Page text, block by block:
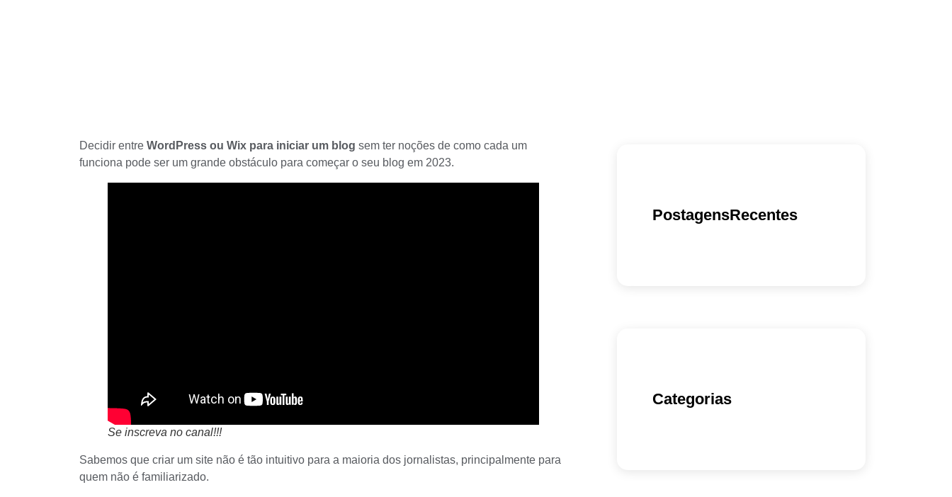
Decidir entre WordPress ou Wix para iniciar um blog sem ter noções de como cada um
funciona pode ser um grande obstáculo para começar o seu blog em 2023.
Se inscreva no canal!!!
Sabemos que criar um site não é tão intuitivo para a maioria dos jornalistas, principalmente para
quem não é familiarizado.
PostagensRecentes
Categorias